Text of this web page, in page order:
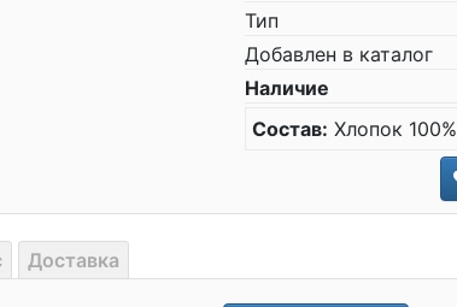
Тип
Добавлен в каталог
Наличие
Состав: Хлопок 100%
Доставка